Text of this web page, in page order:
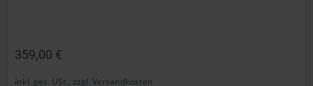
359,00 €
inkl. ges. USt., zzgl. Versandkosten